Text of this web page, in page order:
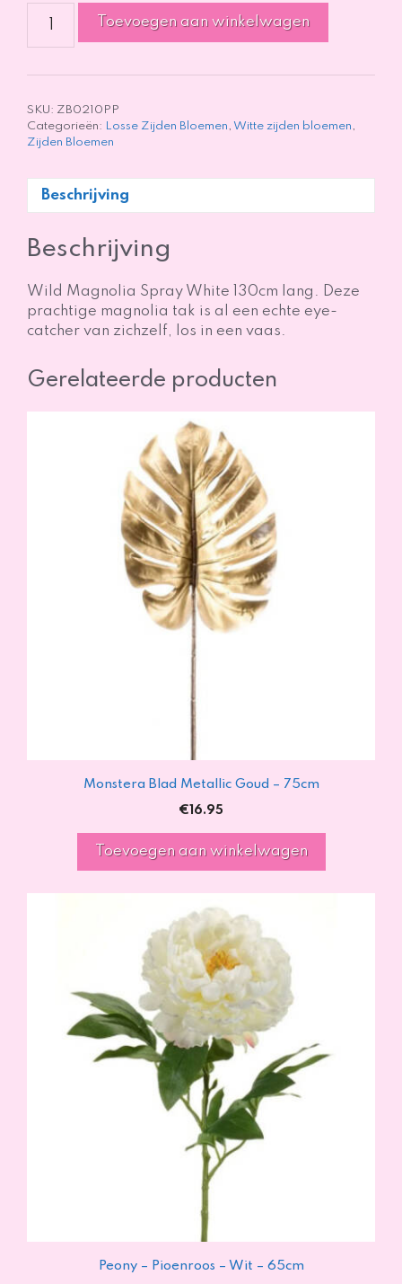
Magnolia
Spray
cm
aantal
Toevoegen aan winkelwagen
SKU: ZB0210PP
Categorieën: Losse Zijden Bloemen, Witte zijden bloemen,
Zijden Bloemen
Beschrijving
Beschrijving
Wild Magnolia Spray White 130cm lang. Deze
prachtige magnolia tak is al een echte eye-
catcher van zichzelf, los in een vaas.
Gerelateerde producten
Monstera Blad Metallic Goud – 75cm
€16.95
Toevoegen aan winkelwagen
Peony – Pioenroos – Wit – 65cm